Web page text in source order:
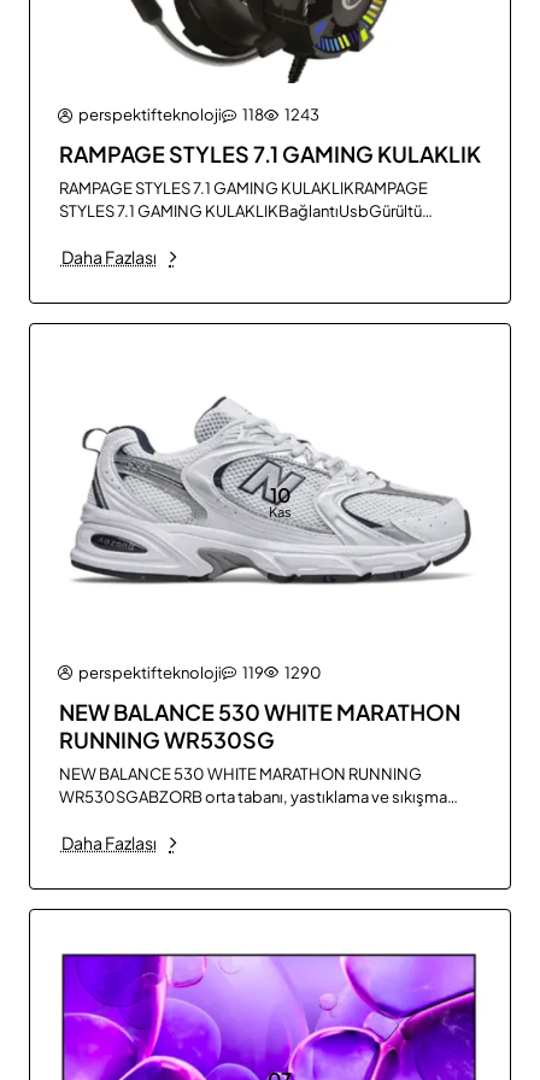
perspektifteknoloji 118 1243
RAMPAGE STYLES 7.1 GAMING KULAKLIK
RAMPAGE STYLES 7.1 GAMING KULAKLIKRAMPAGE
STYLES 7.1 GAMING KULAKLIKBağlantıUsbGürültü
Tam BoyKullanım AlanıOyunKullanım TipiKulak
(Stereo ) : Kanal veya Sanal 7.1RenkSiyahDiğer elden
taksitle oyuncu aksesuarları çeşitlerini görmek için tı..
Daha Fazlası
10
Kas
perspektifteknoloji 119 1290
NEW BALANCE 530 WHITE MARATHON
RUNNING WR530SG
NEW BALANCE 530 WHITE MARATHON RUNNING
WR530SGABZORB orta tabanı, yastıklama ve sıkışma
ve sentetik kaplama üst yapıBeyaz rengi, minimal bir
sağlarEsnek taban yapısı, rahat hareket etmeyi sağlarŞok
emici taban, ayak sağlığını korurMate..
Daha Fazlası